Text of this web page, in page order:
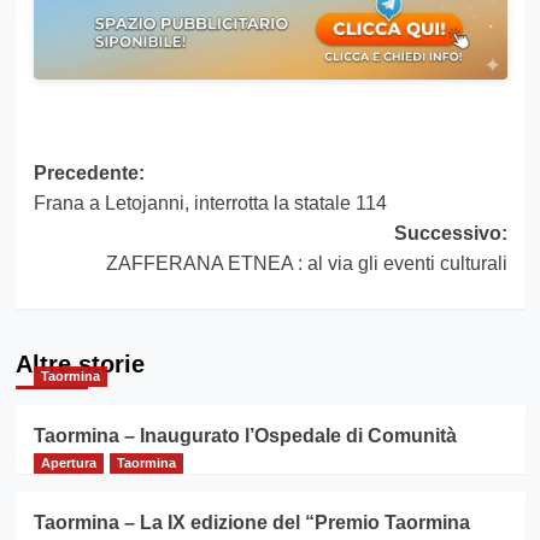
Navigazione
articolo
Precedente:
Frana a Letojanni, interrotta la statale 114
Successivo:
ZAFFERANA ETNEA : al via gli eventi culturali
Altre storie
Taormina
Taormina – Inaugurato l’Ospedale di Comunità
Apertura Taormina
Taormina – La IX edizione del “Premio Taormina